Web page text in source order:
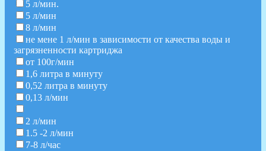
5 л/мин.
5 л/мин
8 л/мин
не мене 1 л/мин в зависимости от качества воды и
загрязненности картриджа
от 100г/мин
1,6 литра в минуту
0,52 литра в минуту
0,13 л/мин
2 л/мин
1.5 -2 л/мин
7-8 л/час